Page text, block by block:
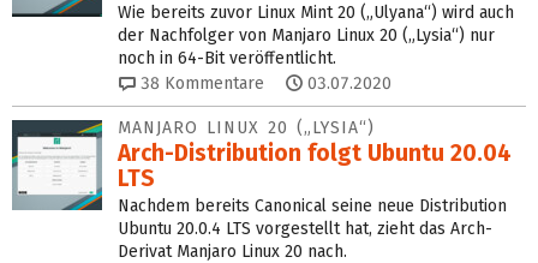
Wie bereits zuvor Linux Mint 20 („Ulyana“) wird auch
der Nachfolger von Manjaro Linux 20 („Lysia“) nur
noch in 64-Bit veröffentlicht.
38 Kommentare 03.07.2020
MANJARO LINUX 20 („LYSIA“)
Arch-Distribution folgt Ubuntu 20.04
LTS
Nachdem bereits Canonical seine neue Distribution
Ubuntu 20.0.4 LTS vorgestellt hat, zieht das Arch-
Derivat Manjaro Linux 20 nach.